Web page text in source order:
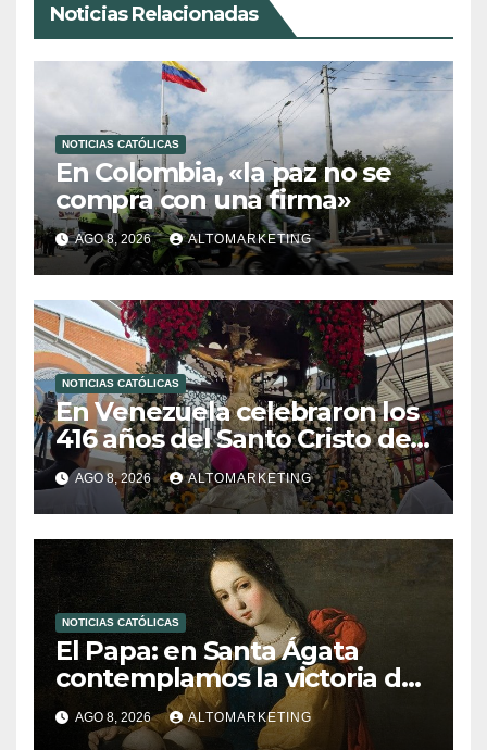
Noticias Relacionadas
NOTICIAS CATÓLICAS
En Colombia, «la paz no se
compra con una firma»
AGO 8, 2026 ALTOMARKETING
NOTICIAS CATÓLICAS
En Venezuela celebraron los
416 años del Santo Cristo de
La Grita
AGO 8, 2026 ALTOMARKETING
NOTICIAS CATÓLICAS
El Papa: en Santa Ágata
contemplamos la victoria del
amor sobre la muerte
AGO 8, 2026 ALTOMARKETING